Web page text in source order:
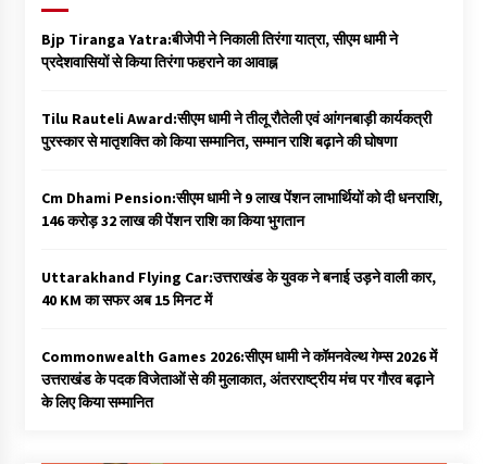
Bjp Tiranga Yatra:बीजेपी ने निकाली तिरंगा यात्रा, सीएम धामी ने
प्रदेशवासियों से किया तिरंगा फहराने का आवाह्न
Tilu Rauteli Award:सीएम धामी ने तीलू रौतेली एवं आंगनबाड़ी कार्यकत्री
पुरस्कार से मातृशक्ति को किया सम्मानित, सम्मान राशि बढ़ाने की घोषणा
Cm Dhami Pension:सीएम धामी ने 9 लाख पेंशन लाभार्थियों को दी धनराशि, ₹
146 करोड़ 32 लाख की पेंशन राशि का किया भुगतान
Uttarakhand Flying Car:उत्तराखंड के युवक ने बनाई उड़ने वाली कार,
40 KM का सफर अब 15 मिनट में
Commonwealth Games 2026:सीएम धामी ने कॉमनवेल्थ गेम्स 2026 में
उत्तराखंड के पदक विजेताओं से की मुलाकात, अंतरराष्ट्रीय मंच पर गौरव बढ़ाने
के लिए किया सम्मानित